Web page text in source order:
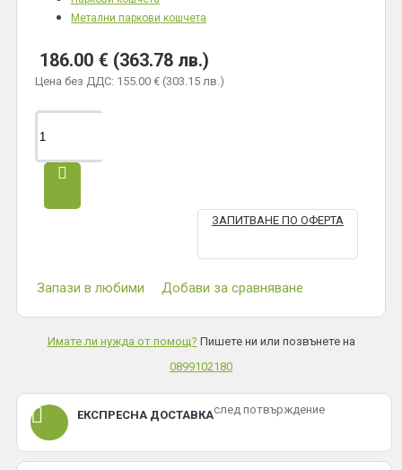
186.00 € (363.78 лв.)
Цена без ДДС: 155.00 € (303.15 лв.)
Метални паркови кошчета
ЗАПИТВАНЕ ПО ОФЕРТА
Запази в любими Добави за сравняване
Имате ли нужда от помощ? Пишете ни или позвънете на
0899102180
ЕКСПРЕСНА ДОСТАВКАслед потвърждение